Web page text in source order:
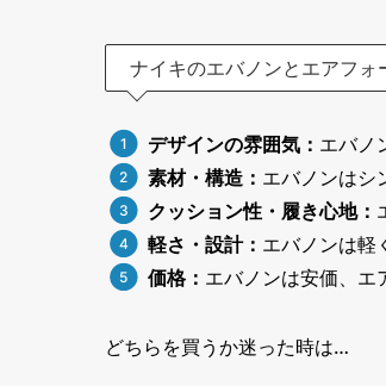
ナイキのエバノンとエアフォ
デザインの雰囲気： エバノ
素材・構造： エバノンはシ
クッション性・履き心地：
軽さ・設計： エバノンは軽
価格： エバノンは安価、エ
どちらを買うか迷った時は…